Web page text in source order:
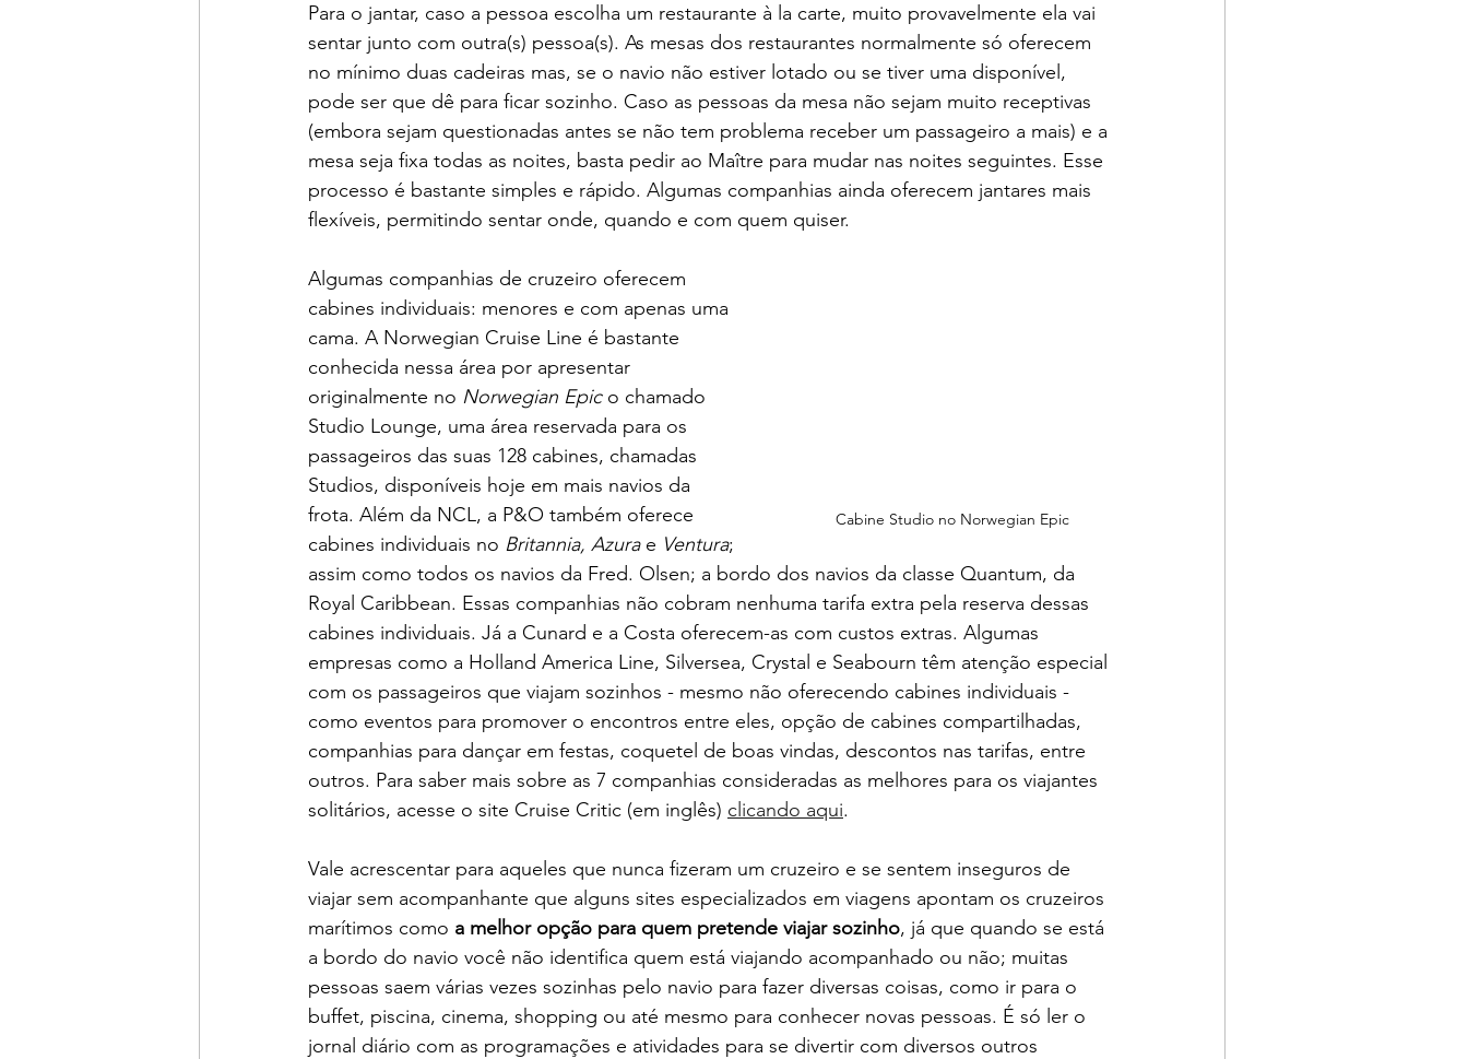
Para o jantar, caso a pessoa escolha um restaurante à la carte, muito provavelmente ela vai
sentar junto com outra(s) pessoa(s). As mesas dos restaurantes normalmente só oferecem
no mínimo duas cadeiras mas, se o navio não estiver lotado ou se tiver uma disponível,
pode ser que dê para ficar sozinho. Caso as pessoas da mesa não sejam muito receptivas
(embora sejam questionadas antes se não tem problema receber um passageiro a mais) e a
mesa seja fixa todas as noites, basta pedir ao Maître para mudar nas noites seguintes. Esse
processo é bastante simples e rápido. Algumas companhias ainda oferecem jantares mais
flexíveis, permitindo sentar onde, quando e com quem quiser.
Cabine Studio no Norwegian Epic
Algumas companhias de cruzeiro oferecem
cabines individuais: menores e com apenas uma
cama. A Norwegian Cruise Line é bastante
conhecida nessa área por apresentar
originalmente no Norwegian Epic o chamado
Studio Lounge, uma área reservada para os
passageiros das suas 128 cabines, chamadas
Studios, disponíveis hoje em mais navios da
frota. Além da NCL, a P&O também oferece
cabines individuais no Britannia, Azura e Ventura;
assim como todos os navios da Fred. Olsen; a bordo dos navios da classe Quantum, da
Royal Caribbean. Essas companhias não cobram nenhuma tarifa extra pela reserva dessas
cabines individuais. Já a Cunard e a Costa oferecem-as com custos extras. Algumas
empresas como a Holland America Line, Silversea, Crystal e Seabourn têm atenção especial
com os passageiros que viajam sozinhos - mesmo não oferecendo cabines individuais -
como eventos para promover o encontros entre eles, opção de cabines compartilhadas,
companhias para dançar em festas, coquetel de boas vindas, descontos nas tarifas, entre
outros. Para saber mais sobre as 7 companhias consideradas as melhores para os viajantes
solitários, acesse o site Cruise Critic (em inglês) clicando aqui.
Vale acrescentar para aqueles que nunca fizeram um cruzeiro e se sentem inseguros de
viajar sem acompanhante que alguns sites especializados em viagens apontam os cruzeiros
marítimos como a melhor opção para quem pretende viajar sozinho, já que quando se está
a bordo do navio você não identifica quem está viajando acompanhado ou não; muitas
pessoas saem várias vezes sozinhas pelo navio para fazer diversas coisas, como ir para o
buffet, piscina, cinema, shopping ou até mesmo para conhecer novas pessoas. É só ler o
jornal diário com as programações e atividades para se divertir com diversos outros